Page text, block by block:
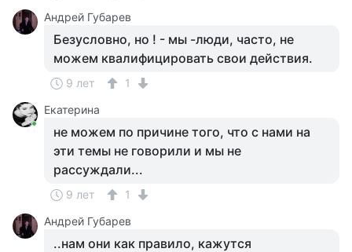
Андрей Губарев
Безусловно, но ! - мы -люди, часто, не
можем квалифицировать свои действия.
9 лет
1
Екатерина
не можем по причине того, что с нами на
эти темы не говорили и мы не
рассуждали...
9 лет
1
Андрей Губарев
..нам они как правило, кажутся